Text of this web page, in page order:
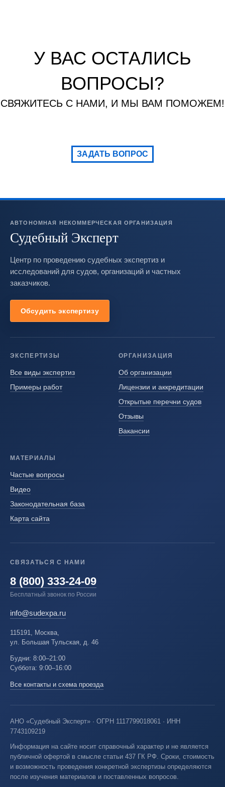
У ВАС ОСТАЛИСЬ
ВОПРОСЫ?
СВЯЖИТЕСЬ С НАМИ, И МЫ ВАМ ПОМОЖЕМ!
ЗАДАТЬ ВОПРОС
АВТОНОМНАЯ НЕКОММЕРЧЕСКАЯ ОРГАНИЗАЦИЯ
Судебный Эксперт
Центр по проведению судебных экспертиз и
исследований для судов, организаций и частных
заказчиков.
Обсудить экспертизу
ЭКСПЕРТИЗЫ
Все виды экспертиз
Примеры работ
ОРГАНИЗАЦИЯ
Об организации
Лицензии и аккредитации
Открытые перечни судов
Отзывы
Вакансии
МАТЕРИАЛЫ
Частые вопросы
Видео
Законодательная база
Карта сайта
СВЯЗАТЬСЯ С НАМИ
8 (800) 333-24-09
Бесплатный звонок по России
info@sudexpa.ru
115191, Москва,
ул. Большая Тульская, д. 46
Будни: 8:00–21:00
Суббота: 9:00–16:00
Все контакты и схема проезда
АНО «Судебный Эксперт» · ОГРН 1117799018061 · ИНН
7743109219
Информация на сайте носит справочный характер и не является
публичной офертой в смысле статьи 437 ГК РФ. Сроки, стоимость
и возможность проведения конкретной экспертизы определяются
после изучения материалов и поставленных вопросов.